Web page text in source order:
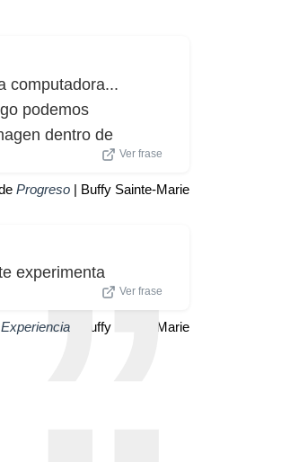
computadora...
podemos
dentro de
Ver frase
Progreso | Buffy Sainte-Marie
experimenta
Ver frase
Experiencia | Buffy Sainte-Marie